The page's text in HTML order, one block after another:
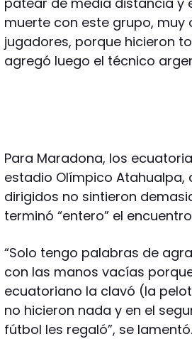
muerte con este grupo,
jugadores, porque hicieron
agregó luego el técnico
Para Maradona, los
estadio Olímpico Atahualpa,
dirigidos no sintieron
terminó “entero” el
“Solo tengo palabras de
con las manos vacías
ecuatoriano la clavó (la
no hicieron nada y en el
fútbol les regaló”, se